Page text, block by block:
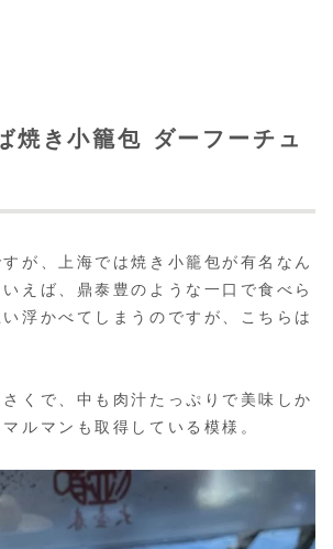
焼き小籠包 ダーフーチュ
が、上海では焼き小籠包が有名なん
えば、鼎泰豊のような一口で食べら
浮かべてしまうのですが、こちらは
くで、中も肉汁たっぷりで美味しか
ルマンも取得している模様。